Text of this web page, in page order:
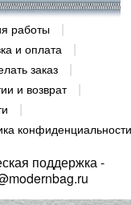
работы
и оплата
заказ
и возврат
конфиденциальности
поддержка -